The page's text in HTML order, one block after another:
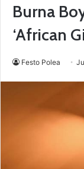
Burna
‘African
Festo Polea